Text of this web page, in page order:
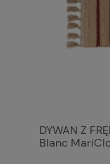
DYWAN Z
Blanc